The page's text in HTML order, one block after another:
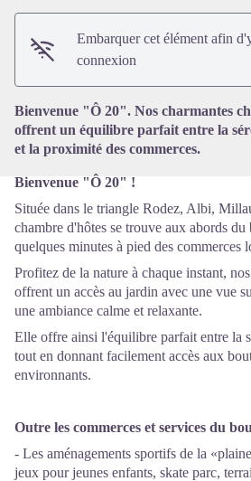
Embarquer cet élément afin
connexion
Bienvenue "Ô 20". Nos charmantes
offrent un équilibre parfait entre la
et la proximité des commerces.
Bienvenue "Ô 20" !
Située dans le triangle Rodez, Albi,
chambre d'hôtes se trouve aux abords du
quelques minutes à pied des commerces
Profitez de la nature à chaque instant,
offrent un accès au jardin avec une vue
une ambiance calme et relaxante.
Elle offre ainsi l'équilibre parfait entre la
tout en donnant facilement accès aux
environnants.
Outre les commerces et services du
- Les aménagements sportifs de la
jeux pour jeunes enfants, skate parc,